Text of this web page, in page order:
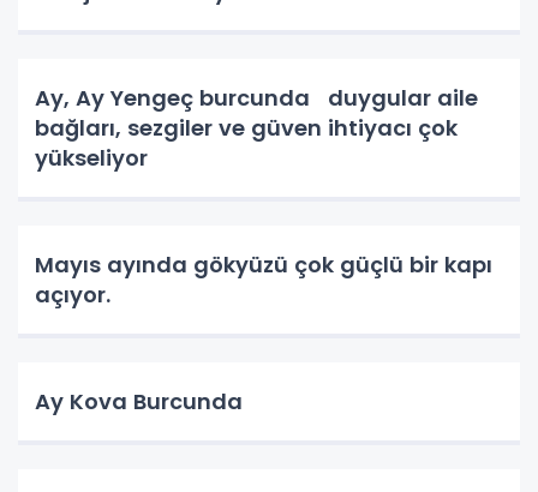
Ay, Ay Yengeç burcunda duygular aile
bağları, sezgiler ve güven ihtiyacı çok
yükseliyor
Mayıs ayında gökyüzü çok güçlü bir kapı
açıyor.
Ay Kova Burcunda